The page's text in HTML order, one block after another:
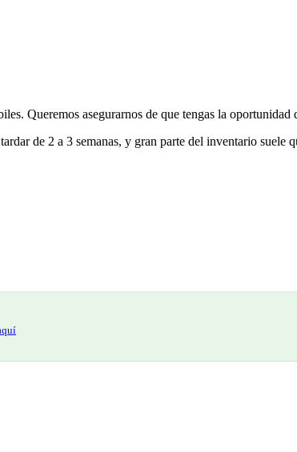
Queremos asegurarnos de que tengas la oportunidad
de 2 a 3 semanas, y gran parte del inventario